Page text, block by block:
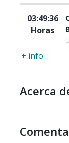
+ info
03:49:36
Horas
Acerca